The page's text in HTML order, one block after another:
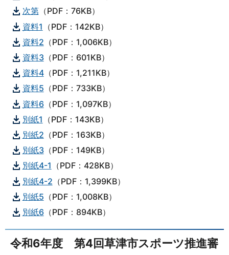
次第（PDF：76KB）
資料1 （PDF：142KB）
資料2 （PDF：1,006KB）
資料3（PDF：601KB）
資料4（PDF：1,211KB）
資料5 （PDF：733KB）
資料6（PDF：1,097KB）
別紙1 （PDF：143KB）
別紙2 （PDF：163KB）
別紙3（PDF：149KB）
別紙4-1 （PDF：428KB）
別紙4-2 （PDF：1,399KB）
別紙5 （PDF：1,008KB）
別紙6（PDF：894KB）
令和6年度 第4回草津市スポーツ推進審